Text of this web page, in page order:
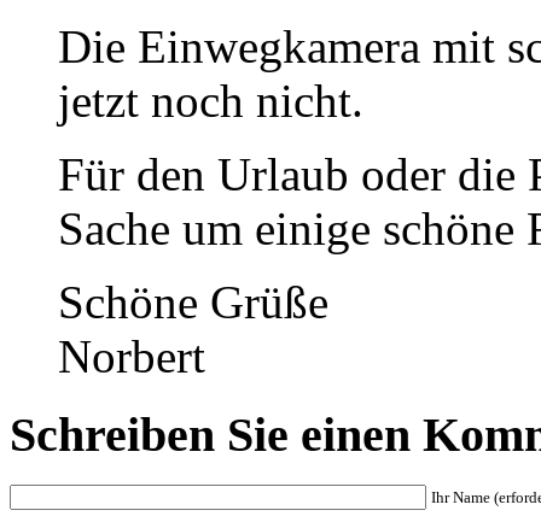
Die Einwegkamera mit
jetzt noch nicht.
Für den Urlaub oder die
Sache um einige schöne
Schöne Grüße
Norbert
Schreiben Sie einen
Ihr Name